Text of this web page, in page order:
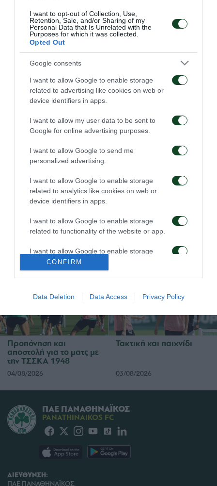
I want to opt-out of Collection, Use,
Retention, Sale, and/or Sharing of my
Personal Data that Is Unrelated with the
Purposes for which it was collected.
Opted Out
Google consents
I want to allow Google to enable storage
related to advertising like cookies on web or
device identifiers in apps.
I want to allow my user data to be sent to
Google for online advertising purposes.
I want to allow Google to send me
personalized advertising.
I want to allow Google to enable storage
related to analytics like cookies on web or
device identifiers in apps.
I want to allow Google to enable storage
related to functionality of the website or app.
I want to allow Google to enable storage
related to personalization.
related to security, including authentication
functionality and fraud prevention, and other
CONFIRM
Data Deletion Data Access Privacy Policy
ΑΓΩΝΙΣΤΙΚΑ
Πρώτη προπόνηση για
τον Γκαρσία
06/08/2026
Για την πρόκριση στη
Σόφια
05/08/2026
Η ευρωπαϊκή λίστα για
ΤΣΣΚΑ 1948
Ιατρική ενημέρωση για
Προπόνηση και
αποστολή για το ματς με
την ΤΣΣΚΑ 1948
04/08/2026
Τακτική και παιχνίδι
03/08/2026
ΔΙΕΥΘΥΝΣΗ:
ΠΑΕ ΠΑΝΑΘΗΝΑΪΚΟΣ,
ΠΑΕ ΠΑΝΑΘΗΝΑΪΚΟΣ
PANATHINAIKOS FC